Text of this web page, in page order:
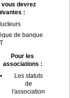
vous devrez
:
de banque
Pour les
associations :
•
Les statuts
de
l'association